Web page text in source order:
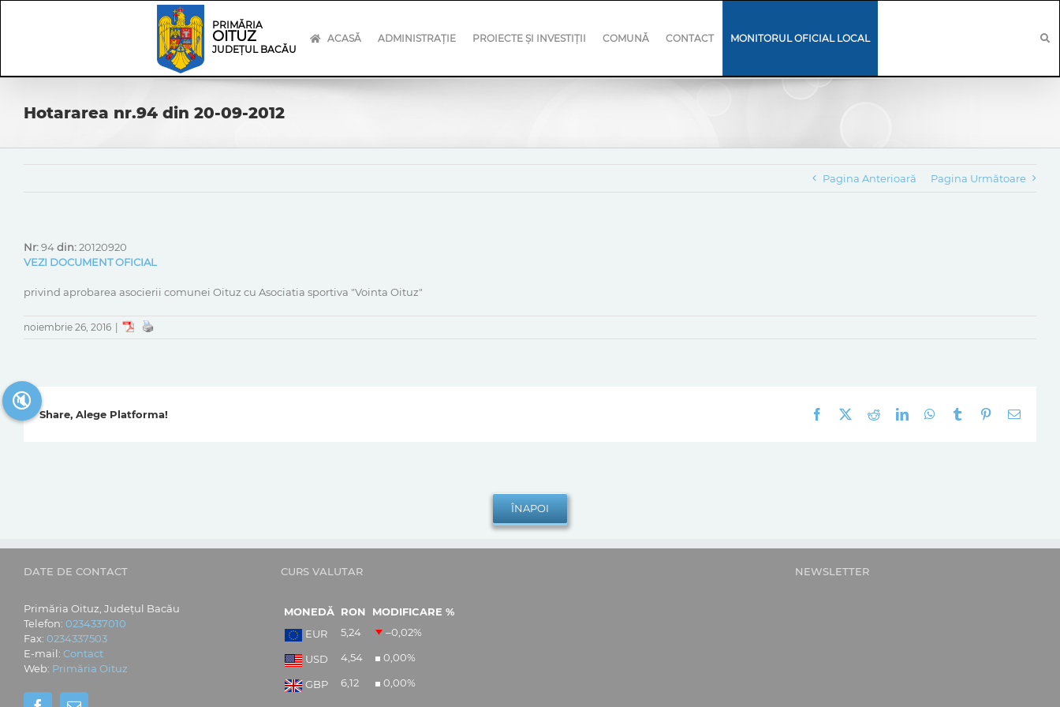
PRIMĂRIA
OITUZ
JUDEȚUL BACĂU
ACASĂ ADMINISTRAȚIE PROIECTE ȘI INVESTIȚII COMUNĂ CONTACT MONITORUL OFICIAL LOCAL
Hotararea nr.94 din 20-09-2012
Pagina Anterioară Pagina Următoare
Nr:94din:20120920
VEZI DOCUMENT OFICIAL
privind aprobarea asocierii comunei Oituz cu Asociatia sportiva "Vointa Oituz"
noiembrie 26, 2016
Share, Alege Platforma! Facebook RedditLinkedInWhatsApp
Tumblr Pinterest
E-
DATE DE CONTACT
Primăria Oituz, Județul Bacău
Telefon: 0234337010
Fax: 0234337503
E-mail: Contact
Web: Primăria Oituz
CURS VALUTAR
MONEDĂ RON
MODIFICARE %
EUR
5,24 –0,02%
USD 4,54 0,00%
GBP 6,12 0,00%
NEWSLETTER
🔇